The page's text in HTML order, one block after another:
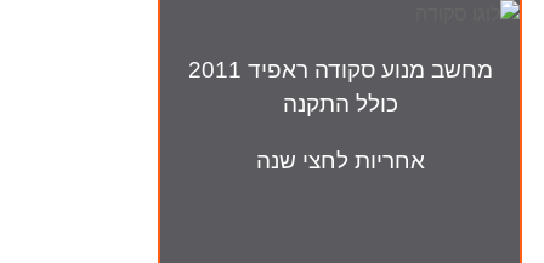
מחשב מנוע סקודה ראפיד 2011
כולל התקנה
אחריות לחצי שנה